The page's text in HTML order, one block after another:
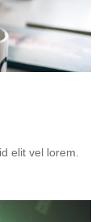
elit vel lorem.